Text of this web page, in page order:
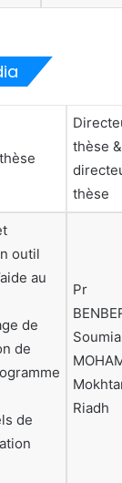
thèse
thèse
outil
au
de
de
de
Pr
Riadh